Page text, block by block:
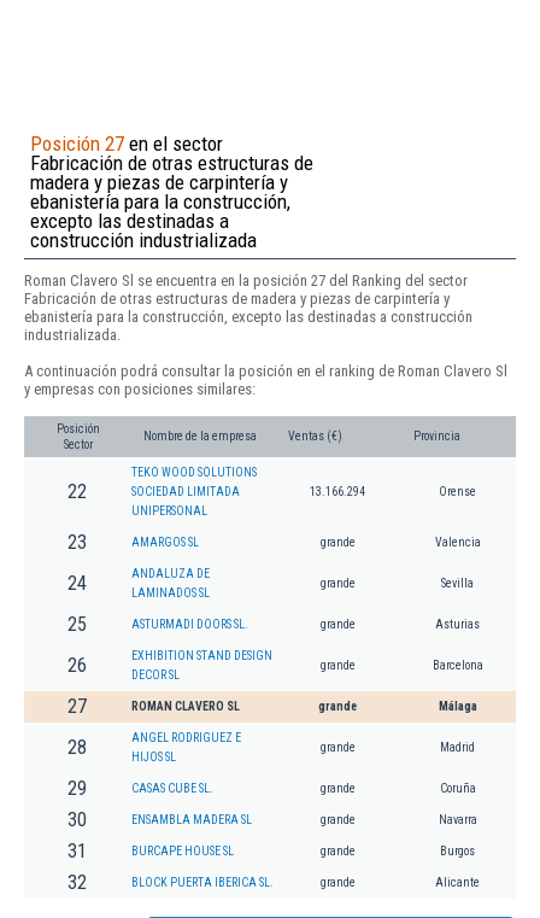
Posición 27 en el sector
Fabricación de otras estructuras de
madera y piezas de carpintería y
ebanistería para la construcción,
excepto las destinadas a
construcción industrializada
Roman Clavero Sl se encuentra en la posición 27 del Ranking del sector
Fabricación de otras estructuras de madera y piezas de carpintería y
ebanistería para la construcción, excepto las destinadas a construcción
industrializada.
A continuación podrá consultar la posición en el ranking de Roman Clavero Sl
y empresas con posiciones similares:
Posición
Sector
Nombre de la empresa Ventas (€) Provincia
22
TEKO WOOD SOLUTIONS
SOCIEDAD LIMITADA
UNIPERSONAL
13.166.294 Orense
23 AMARGOS SL grande Valencia
24
ANDALUZA DE
LAMINADOS SL
grande Sevilla
25 ASTURMADI DOORS SL. grande Asturias
26
EXHIBITION STAND DESIGN
DECOR SL
grande Barcelona
27 ROMAN CLAVERO SL grande Málaga
28
ANGEL RODRIGUEZ E
HIJOS SL
grande Madrid
29 CASAS CUBE SL. grande Coruña
30 ENSAMBLA MADERA SL grande Navarra
31 BURCAPE HOUSE SL grande Burgos
32 BLOCK PUERTA IBERICA SL. grande Alicante